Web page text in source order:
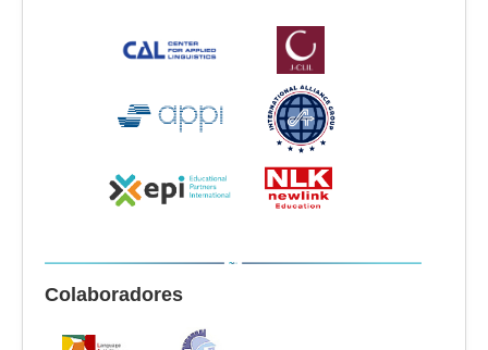
Colaboradores